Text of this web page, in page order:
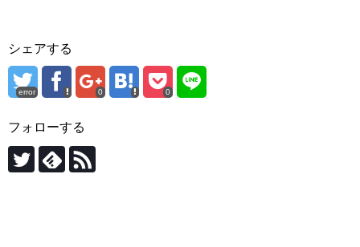
シェアする
error 0 0
フォローする